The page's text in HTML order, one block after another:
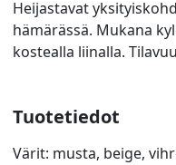
Heijastavat
hämärässä. Mukana
kostealla liinalla.
Tuotetiedot
Värit: musta, beige,